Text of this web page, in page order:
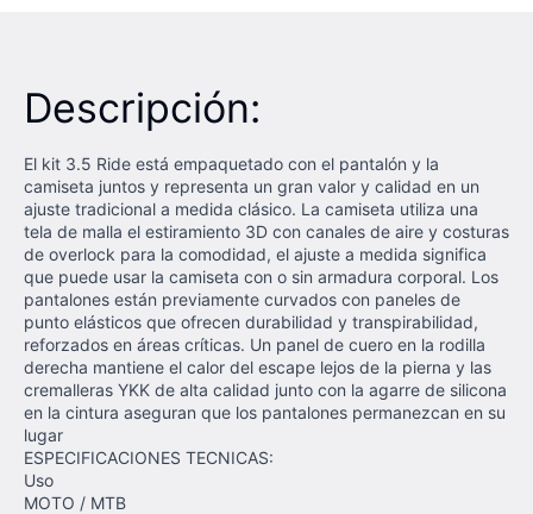
Descripción:
El kit 3.5 Ride está empaquetado con el pantalón y la
camiseta juntos y representa un gran valor y calidad en un
ajuste tradicional a medida clásico. La camiseta utiliza una
tela de malla el estiramiento 3D con canales de aire y costuras
de overlock para la comodidad, el ajuste a medida significa
que puede usar la camiseta con o sin armadura corporal. Los
pantalones están previamente curvados con paneles de
punto elásticos que ofrecen durabilidad y transpirabilidad,
reforzados en áreas críticas. Un panel de cuero en la rodilla
derecha mantiene el calor del escape lejos de la pierna y las
cremalleras YKK de alta calidad junto con la agarre de silicona
en la cintura aseguran que los pantalones permanezcan en su
lugar
ESPECIFICACIONES TECNICAS:
Uso
MOTO / MTB